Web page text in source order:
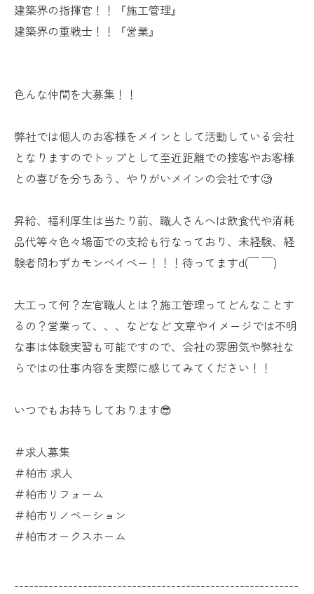
建築界の指揮官！！『施工管理』
建築界の重戦士！！『営業』
色んな仲間を大募集！！
弊社では個人のお客様をメインとして活動している会社
となりますのでトップとして至近距離での接客やお客様
との喜びを分ちあう、やりがいメインの会社です🧐
昇給、福利厚生は当たり前、職人さんへは飲食代や消耗
品代等々色々場面での支給も行なっており、未経験、経
験者問わずカモンベイベー！！！待ってますd(￣ ￣)
大工って何？左官職人とは？施工管理ってどんなことす
るの？営業って、、、などなど 文章やイメージでは不明
な事は体験実習も可能ですので、会社の雰囲気や弊社な
らではの仕事内容を実際に感じてみてください！！
いつでもお持ちしております😎
＃求人募集
＃柏市 求人
＃柏市リフォーム
＃柏市リノベーション
＃柏市オークスホーム
----------------------------------------------------------